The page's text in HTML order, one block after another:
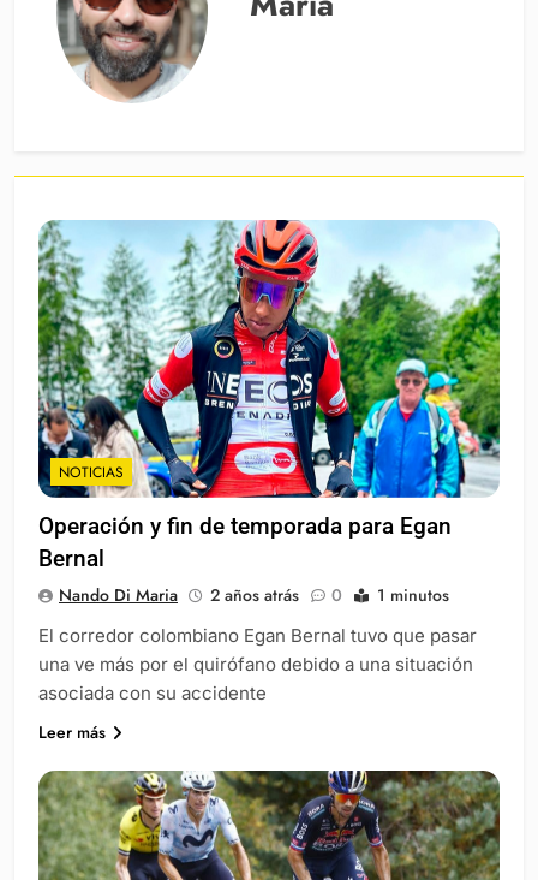
NOTICIAS
Operación y fin de temporada para Egan
Bernal
Nando Di Maria 2 años atrás 0 1 minutos
El corredor colombiano Egan Bernal tuvo que pasar
una ve más por el quirófano debido a una situación
asociada con su accidente
Leer más